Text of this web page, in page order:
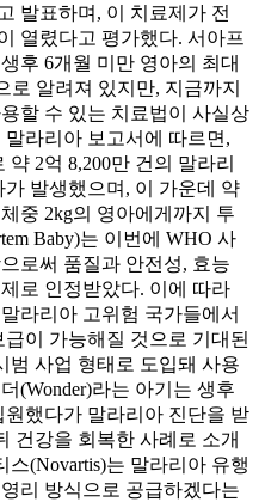
발표하며, 이 치료제가 전
열렸다고 평가했다. 서아프
후 6개월 미만 영아의 최대
로 알려져 있지만, 지금까지
할 수 있는 치료법이 사실상
라리아 보고서에 따르면,
2억 8,200만 건의 말라리
발생했으며, 이 가운데 약
중 2kg의 영아에게까지 투
Baby)는 이번에 WHO 사
로써 품질과 안전성, 효능
로 인정받았다. 이에 따라
라리아 고위험 국가들에서
이 가능해질 것으로 기대된
범 사업 형태로 도입돼 사용
(Wonder)라는 아기는 생후
했다가 말라리아 진단을 받
건강을 회복한 사례로 소개
(Novartis)는 말라리아 유행
리 방식으로 공급하겠다는